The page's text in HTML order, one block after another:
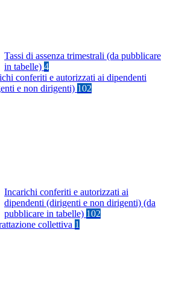
Tassi di assenza trimestrali (da pubblicare
in tabelle) 4
conferiti e autorizzati ai dipendenti
e non dirigenti) 102
Incarichi conferiti e autorizzati ai
dipendenti (dirigenti e non dirigenti) (da
pubblicare in tabelle) 102
collettiva 1